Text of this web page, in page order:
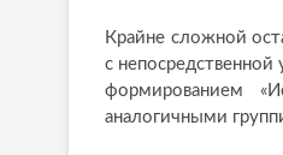
Крайне сложной
с непосредственной
формированием
аналогичными